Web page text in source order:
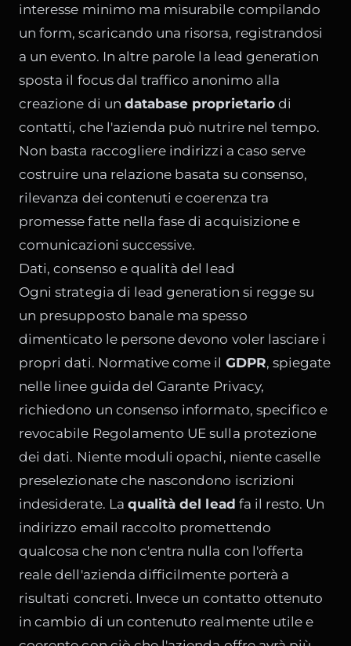
interesse minimo ma misurabile compilando
un form, scaricando una risorsa, registrandosi
a un evento. In altre parole la lead generation
sposta il focus dal traffico anonimo alla
creazione di un database proprietariodi
contatti, che l'azienda può nutrire nel tempo.
Non basta raccogliere indirizzi a caso serve
costruire una relazione basata su consenso,
rilevanza dei contenuti e coerenza tra
promesse fatte nella fase di acquisizione e
comunicazioni successive.
Dati, consenso e qualità del lead
Ogni strategia di lead generation si regge su
un presupposto banale ma spesso
dimenticato le persone devono voler lasciare i
propri dati. Normative come il GDPR, spiegate
nelle linee guida del Garante Privacy,
richiedono un consenso informato, specifico e
revocabile Regolamento UE sulla protezione
dei dati. Niente moduli opachi, niente caselle
preselezionate che nascondono iscrizioni
indesiderate. La qualità del lead fa il resto. Un
indirizzo email raccolto promettendo
qualcosa che non c'entra nulla con l'offerta
reale dell'azienda difficilmente porterà a
risultati concreti. Invece un contatto ottenuto
in cambio di un contenuto realmente utile e